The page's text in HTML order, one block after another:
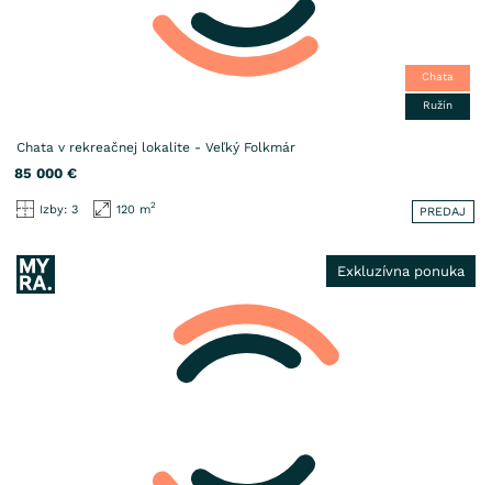
Chata
Ružín
Chata v rekreačnej lokalite - Veľký Folkmár
85 000 €
Izby: 3 120 m2 PREDAJ
Exkluzívna ponuka